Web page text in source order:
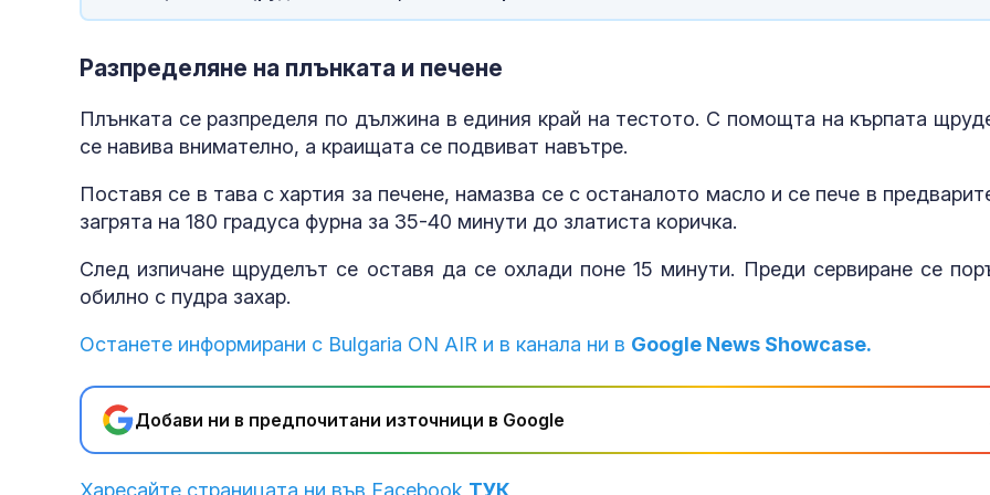
Разпределяне на плънката и печене
Плънката се разпределя по дължина в единия край на тестото. С помощта на кърпата
се навива внимателно, а краищата се подвиват навътре.
Поставя се в тава с хартия за печене, намазва се с останалото масло и се пече в
загрята на 180 градуса фурна за 35-40 минути до златиста коричка.
След изпичане щруделът се оставя да се охлади поне 15 минути. Преди сервиране се
обилно с пудра захар.
Останете информирани с Bulgaria ON AIR и в канала ни в Google News Showcase.
Добави ни в предпочитани източници в Google
Харесайте страницата ни във Facebook ТУК